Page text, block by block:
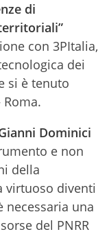
di
con 3PItalia,
dei
si è tenuto
Dominici
e non
della
virtuoso diventi
necessaria una
del PNRR